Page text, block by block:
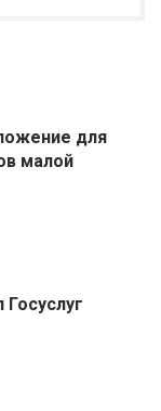
для
малой